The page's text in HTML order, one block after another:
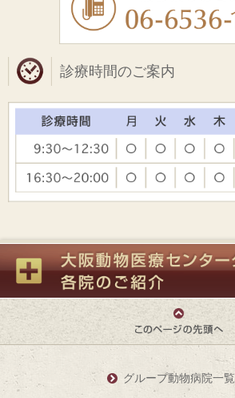
診療時間のご案内
グループ動物病院一覧